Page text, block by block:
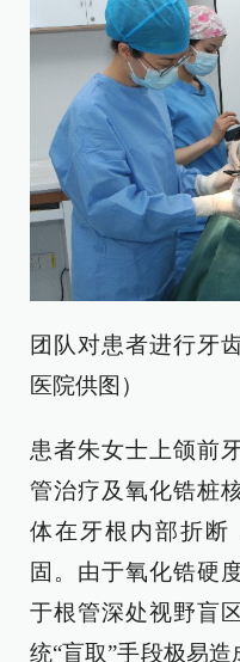
团队对患者进行牙
医院供图）
患者朱女士上颌前
管治疗及氧化锆桩
体在牙根内部折断
固。由于氧化锆硬
于根管深处视野盲
统“盲取”手段极易